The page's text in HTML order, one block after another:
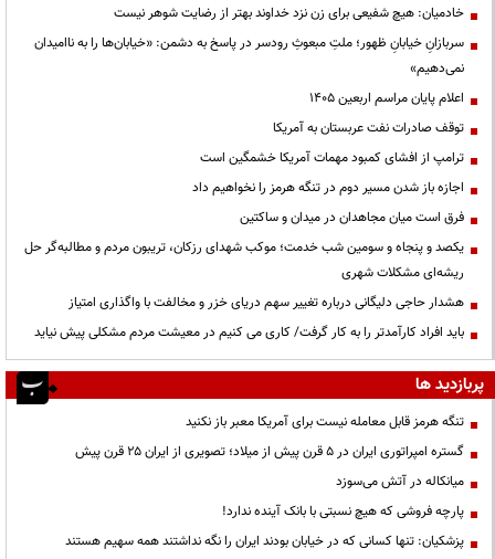
خادمیان: هیچ شفیعی برای زن نزد خداوند بهتر از رضایت شوهر نیست
سربازانِ خیابانِ ظهور؛ ملتِ مبعوثِ رودسر در پاسخ به دشمن: «خیابان‌ها را به ناامیدان
نمی‌دهیم»
اعلام پایان مراسم اربعین ۱۴۰۵
توقف صادرات نفت عربستان به آمریکا
ترامپ از افشای کمبود مهمات آمریکا خشمگین است
اجازه باز شدن مسیر دوم در تنگه هرمز را نخواهیم داد
فرق است میان مجاهدان در میدان و ساکتین
یکصد و پنجاه و سومین شب خدمت؛ موکب شهدای رزکان، تریبون مردم و مطالبه‌گر حل
ریشه‌ای مشکلات شهری
هشدار حاجی دلیگانی درباره تغییر سهم دریای خزر و مخالفت با واگذاری امتیاز
باید افراد کارآمدتر را به کار گرفت/ کاری می کنیم در معیشت مردم مشکلی پیش نیاید
پربازدید ها
تنگه هرمز قابل معامله نیست برای آمریکا معبر باز نکنید
گستره امپراتوری ایران در ۵ قرن پیش از میلاد؛ تصویری از ایران ۲۵ قرن پیش
میانکاله در آتش می‌سوزد
پارچه فروشی که هیچ نسبتی با بانک آینده ندارد!
پزشکیان: تنها کسانی که در خیابان بودند ایران را نگه نداشتند همه سهیم هستند